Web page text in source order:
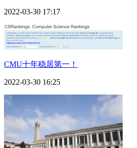
2022-03-30 17:17
CMU十年稳居第一！
2022-03-30 16:25